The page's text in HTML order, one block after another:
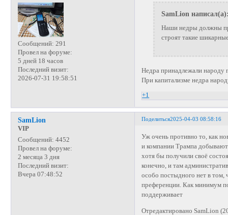
Сообщений: 291
Провел на форуме:
5 дней 18 часов
Последний визит:
2026-07-31 19:58:51
SamLion
Наши недры должны
строят такие
Недра принадлежали народу
При капитализме недра
+1
Поделиться2025-04-03 08:58:16
SamLion
VIP
Сообщений: 4452
Провел на форуме:
2 месяца 3 дня
Последний визит:
Вчера 07:48:52
Уж очень противно то, как
и компании Трампа
хотя бы получили своё
конечно, и там
особо постыдного нет в том,
преференции. Как минимум
поддерживает
Отредактировано SamLion